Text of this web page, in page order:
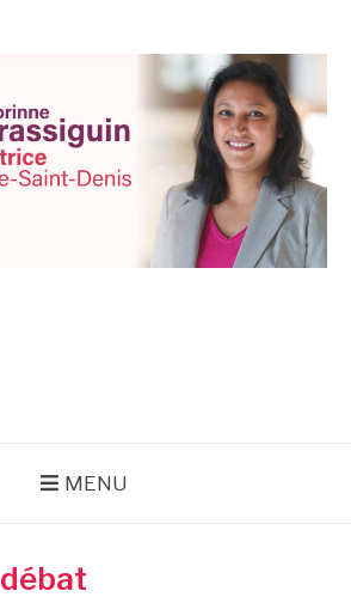
MENU
débat